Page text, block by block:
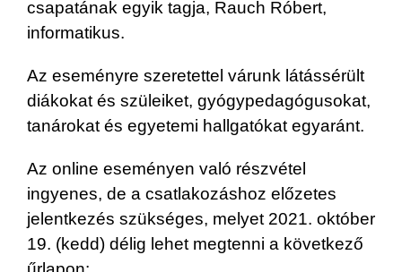
csapatának egyik tagja, Rauch Róbert,
informatikus.
Az eseményre szeretettel várunk látássérült
diákokat és szüleiket, gyógypedagógusokat,
tanárokat és egyetemi hallgatókat egyaránt.
Az online eseményen való részvétel
ingyenes, de a csatlakozáshoz előzetes
jelentkezés szükséges, melyet 2021. október
19. (kedd) délig lehet megtenni a következő